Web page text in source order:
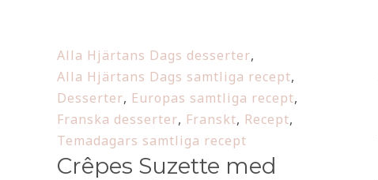
Alla Hjärtans Dags desserter,
Alla Hjärtans Dags samtliga recept,
Desserter, Europas samtliga recept,
Franska desserter, Franskt, Recept,
Temadagars samtliga recept
Crêpes Suzette med